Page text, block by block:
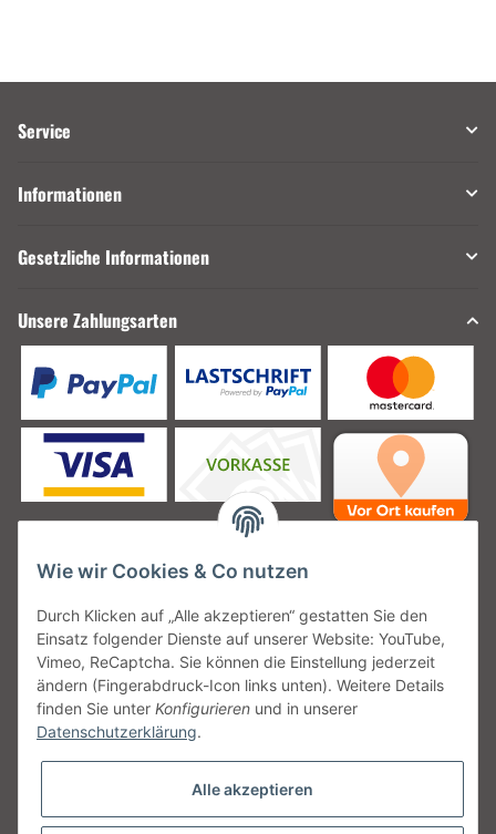
Service
Informationen
Gesetzliche Informationen
Unsere Zahlungsarten
Unsere Versanddienstleister
Unsere Communities
Wie wir Cookies & Co nutzen
Durch Klicken auf „Alle akzeptieren“ gestatten Sie den
Einsatz folgender Dienste auf unserer Website: YouTube,
Vimeo, ReCaptcha. Sie können die Einstellung jederzeit
ändern (Fingerabdruck-Icon links unten). Weitere Details
finden Sie unter Konfigurieren und in unserer
Datenschutzerklärung.
Alle akzeptieren